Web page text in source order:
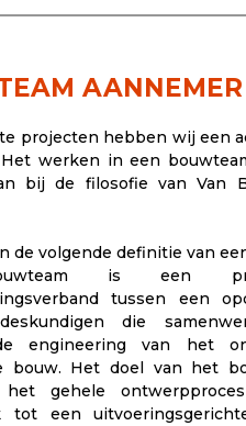
AANNEMER
projecten hebben wij een
werken in een
bij de filosofie van Van
de volgende definitie van
is een
tussen een
die
engineering van het
bouw. Het doel van het
het gehele
tot een